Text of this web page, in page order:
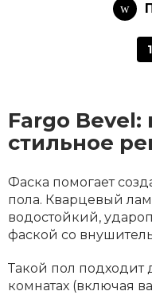
1
Fargo
стильное
Фаска помогает
пола. Кварцевый
водостойкий,
фаской со
Такой пол подходит
комнатах (включая